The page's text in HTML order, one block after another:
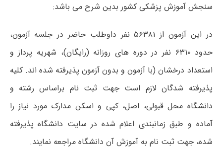
سنجش آموزش پزشکی کشور بدین شرح می باشد:
در این آزمون از ۵۶۳۸۱ نفر داوطلب حاضر در جلسه آزمون،
حدود ۶۳۱۰ نفر در دوره های روزانه (رایگان)، شهریه پرداز و
استعداد درخشان (با آزمون و بدون آزمون پذیرفته شده اند. کلیه
پذیرفته شدگان لازم است جهت ثبت نام براساس رشته و
دانشگاه محل قبولی، اصل، کپی و اسکن مدارک مورد نیاز را
آماده و طبق زمانبندی اعلام شده در سایت دانشگاه پذیرفته
شده، جهت ثبت نام به آموزش آن دانشگاه مراجعه نمایند.